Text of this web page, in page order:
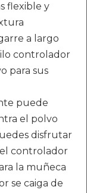
flexible y
a largo
controlador
para sus
puede
el polvo
disfrutar
controlador
la muñeca
se caiga de